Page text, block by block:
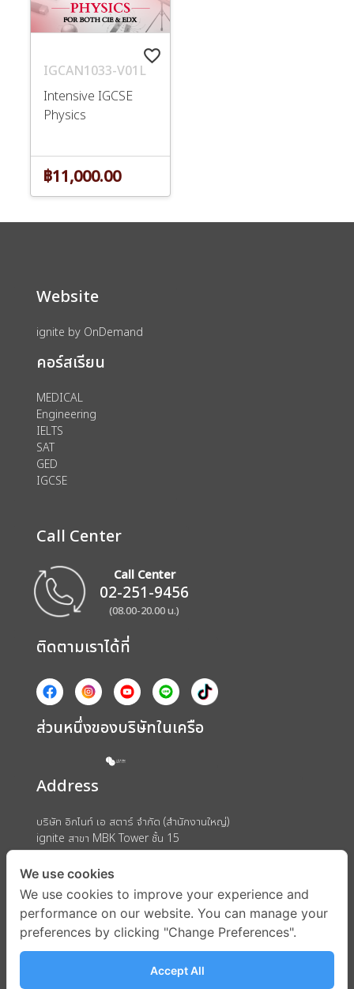
favorite_border
IGCAN1033-V01L
Intensive IGCSE
Physics
฿11,000.00
Website
ignite by OnDemand
คอร์สเรียน
MEDICAL
Engineering
IELTS
SAT
GED
IGCSE
Call Center
Call Center
02-251-9456
(08.00-20.00 น.)
ติดตามเราได้ที่
ส่วนหนึ่งของบริษัทในเครือ
Address
บริษัท อิกไนท์ เอ สตาร์ จำกัด (สำนักงานใหญ่)
ignite สาขา MBK Tower ชั้น 15
ถนนพญาไท แขวงวังใหม่ เขตปทุมวัน กรุงเทพมหานคร 10330
We use cookies
We use cookies to improve your experience and
performance on our website. You can manage your
preferences by clicking "Change Preferences".
Accept All